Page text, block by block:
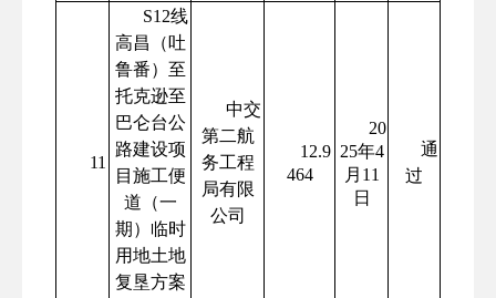
11
S12线
高昌（吐
鲁番）至
托克逊至
巴仑台公
路建设项
目施工便
道（一
期）临时
用地土地
复垦方案
中交
第二航
务工程
局有限
公司
12.9
464
20
25年4
月11
日
通
过